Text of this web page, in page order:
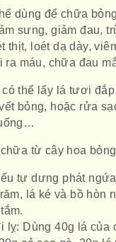
dùng để chữa
sưng, giảm đau,
thịt, loét dạ dày,
ra máu, chữa đau
thể lấy lá tươi
bỏng, hoặc rửa
từ cây hoa bỏng
tự dưng phát
lá ké và bồ hòn
lỵ: Dùng 40g lá của